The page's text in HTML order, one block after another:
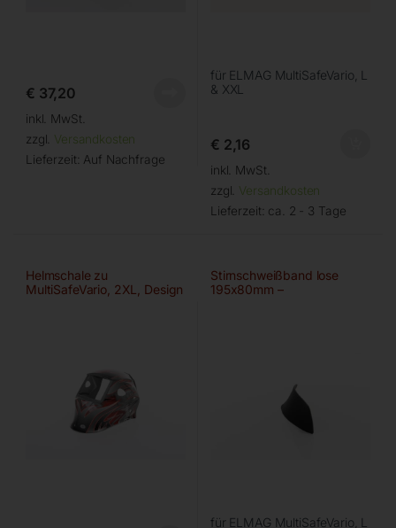
€ 37,20
inkl. MwSt.
zzgl. Versandkosten
Lieferzeit: Auf Nachfrage
für ELMAG MultiSafeVario, L
& XXL
€ 2,16
inkl. MwSt.
zzgl. Versandkosten
Lieferzeit: ca. 2 - 3 Tage
Helmschale zu
MultiSafeVario, 2XL, Design
Stirnschweißband lose
195x80mm –
für ELMAG MultiSafeVario, L